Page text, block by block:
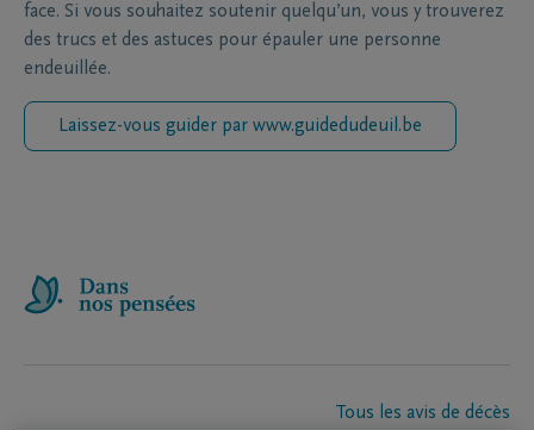
face. Si vous souhaitez soutenir quelqu’un, vous y trouverez
des trucs et des astuces pour épauler une personne
endeuillée.
Laissez-vous guider par www.guidedudeuil.be
Tous les avis de décès